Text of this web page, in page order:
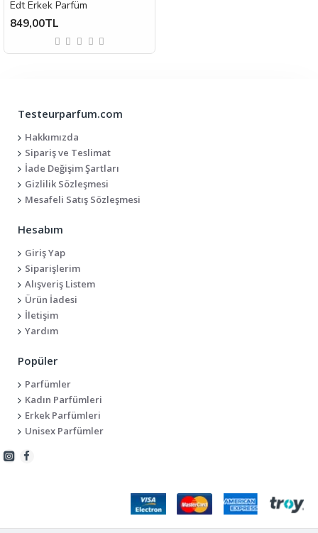
Edt Erkek Parfüm
849,00TL
Testeurparfum.com
Hakkımızda
Sipariş ve Teslimat
İade Değişim Şartları
Gizlilik Sözleşmesi
Mesafeli Satış Sözleşmesi
Hesabım
Giriş Yap
Siparişlerim
Alışveriş Listem
Ürün İadesi
İletişim
Yardım
Popüler
Parfümler
Kadın Parfümleri
Erkek Parfümleri
Unisex Parfümler